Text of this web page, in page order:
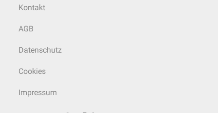
Kontakt
AGB
Datenschutz
Cookies
Impressum